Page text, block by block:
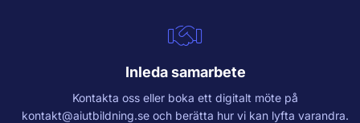
Inleda samarbete
Kontakta oss eller boka ett digitalt möte på
kontakt@aiutbildning.se och berätta hur vi kan lyfta varandra.